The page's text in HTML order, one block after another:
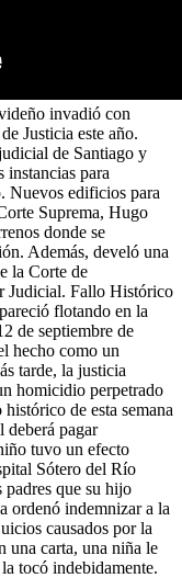
invadió con
Justicia este año.
de Santiago y
instancias para
Nuevos edificios para
Suprema, Hugo
donde se
Además, develó una
la Corte de
Judicial. Fallo Histórico
flotando en la
de septiembre de
hecho como un
tarde, la justicia
homicidio perpetrado
de esta semana
deberá pagar
tuvo un efecto
Sótero del Río
que su hijo
ordenó indemnizar a la
causados por la
una carta, una niña le
tocó indebidamente.